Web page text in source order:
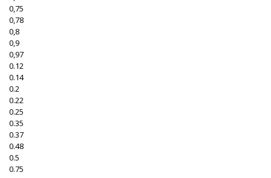
0,75
0,78
0,8
0,9
0,97
0.12
0.14
0.2
0.22
0.25
0.35
0.37
0.48
0.5
0.75